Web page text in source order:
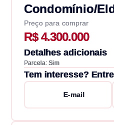
Condomínio/
Preço para comprar
R$ 4.300.000
Detalhes adicionais
Parcela: Sim
Tem interesse?
E-mail